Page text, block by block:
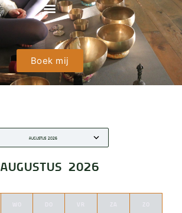
Boek mij
AUGUSTUS 2026